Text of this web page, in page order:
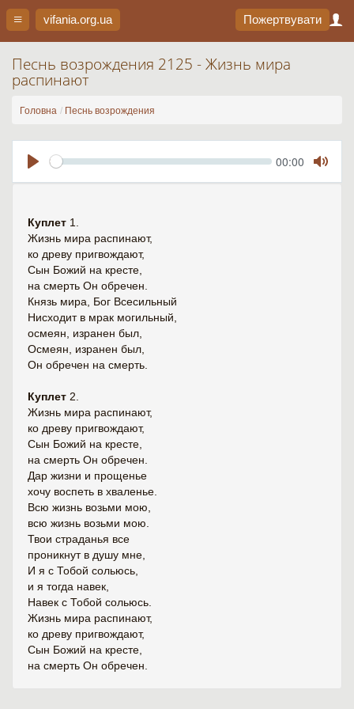
vifania.org.ua Пожертвувати
Песнь возрождения 2125 - Жизнь мира
распинают
Головна Песнь возрождения
Seek Current
00:00
Mute
Куплет 1.
Жизнь мира распинают,
ко древу пригвождают,
Сын Божий на кресте,
на смерть Он обречен.
Князь мира, Бог Всесильный
Нисходит в мрак могильный,
осмеян, изранен был,
Осмеян, изранен был,
Он обречен на смерть.
Куплет 2.
Жизнь мира распинают,
ко древу пригвождают,
Сын Божий на кресте,
на смерть Он обречен.
Дар жизни и прощенье
хочу воспеть в хваленье.
Всю жизнь возьми мою,
всю жизнь возьми мою.
Твои страданья все
проникнут в душу мне,
И я с Тобой сольюсь,
и я тогда навек,
Навек с Тобой сольюсь.
Жизнь мира распинают,
ко древу пригвождают,
Сын Божий на кресте,
на смерть Он обречен.